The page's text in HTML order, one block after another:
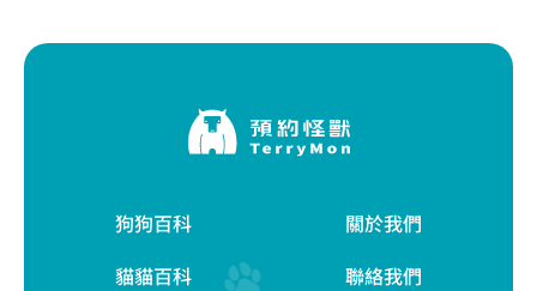
狗狗百科
貓貓百科
關於我們
聯絡我們